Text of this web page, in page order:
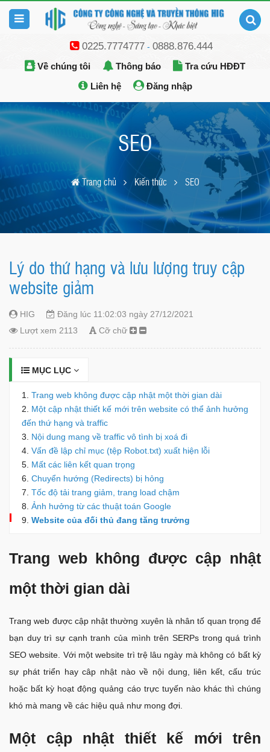
0225.7774777- 0888.876.444
Về chúng tôi Thông báo
Tra cứu HĐĐT
Liên hệ
Đăng nhập
SEO
Trang chủ Kiến thức SEO
Lý do thứ hạng và lưu lượng truy cập
website giảm
HIG
Đăng lúc 11:02:03 ngày 27/12/2021
Lượt xem 2113
Cỡ chữ
MỤC LỤC
Trang web không được cập nhật một thời gian dài
Một cập nhật thiết kế mới trên website có thể ảnh hưởng
đến thứ hạng và traffic
Nội dung mang về traffic vô tình bị xoá đi
Vấn đề lập chỉ mục (tệp Robot.txt) xuất hiện lỗi
Mất các liên kết quan trọng
Chuyển hướng (Redirects) bị hỏng
Tốc độ tải trang giảm, trang load chậm
Ảnh hưởng từ các thuật toán Google
Website của đối thủ đang tăng trưởng
Trang web không được cập nhật
một thời gian dài
Trang web được cập nhật thường xuyên là nhân tố quan trọng để
bạn duy trì sự cạnh tranh của mình trên SERPs trong quá trình
SEO website. Với một website trì trệ lâu ngày mà không có bất kỳ
sự phát triển hay câp nhật nào về nội dung, liên kết, cấu trúc
hoặc bất kỳ hoạt động quảng cáo trực tuyến nào khác thì chúng
khó mà mang về các hiệu quả như mong đợi.
Một cập nhật thiết kế mới trên